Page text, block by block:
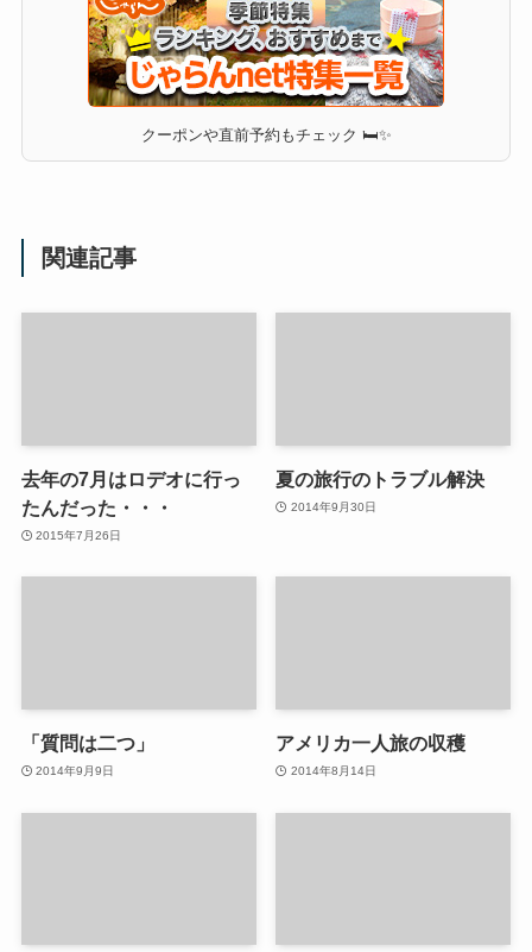
クーポンや直前予約もチェック 🛏✨
関連記事
去年の7月はロデオに行っ
たんだった・・・
2015年7月26日
夏の旅行のトラブル解決
2014年9月30日
「質問は二つ」
2014年9月9日
アメリカ一人旅の収穫
2014年8月14日